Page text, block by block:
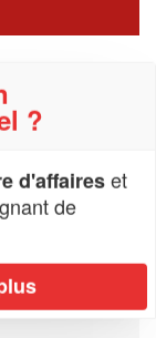
?
d'affaireset
de